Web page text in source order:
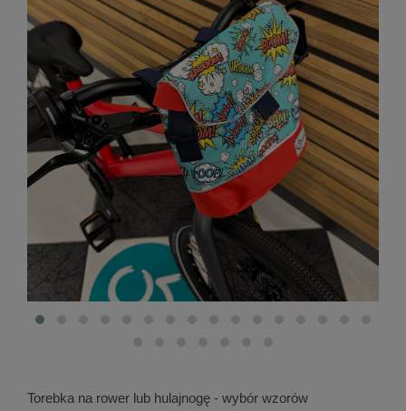
Torebka na rower lub hulajnogę - wybór wzorów